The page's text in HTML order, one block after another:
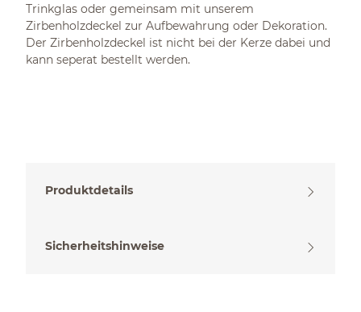
Trinkglas oder gemeinsam mit unserem
Zirbenholzdeckel zur Aufbewahrung oder Dekoration.
Der Zirbenholzdeckel ist nicht bei der Kerze dabei und
kann seperat bestellt werden.
Produktdetails
Sicherheitshinweise